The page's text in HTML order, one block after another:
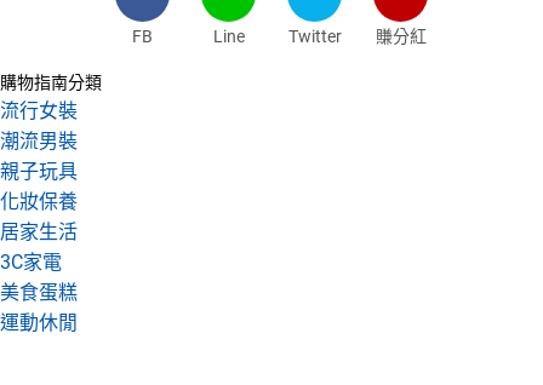
FB Line Twitter 賺分紅
購物指南分類
流行女裝
潮流男裝
親子玩具
化妝保養
居家生活
3C家電
美食蛋糕
運動休閒